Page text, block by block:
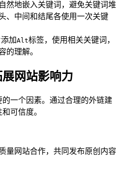
然地嵌入关键词，避免关键词堆
、中间和结尾各使用一次关键
加Alt标签，使用相关关键词，
的理解。
网站影响力
一个因素。通过合理的外链建
可信度。
量网站合作，共同发布原创内容